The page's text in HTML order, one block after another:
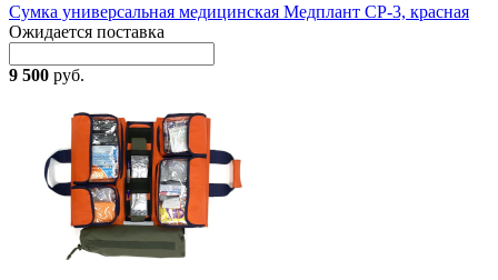
Сумка универсальная медицинская Медплант СР-3, красная
Ожидается поставка
9 500 руб.